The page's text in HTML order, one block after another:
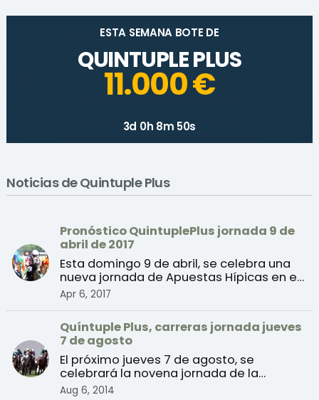
ESTA SEMANA BOTE DE
QUINTUPLE PLUS
11.000 €
3d 0h 8m 50s
Noticias de Quintuple Plus
Pronóstico QuintuplePlus jornada 9 de
abril de 2017
Esta domingo 9 de abril, se celebra una
nueva jornada de Apuestas Hípicas en el
Apr 6, 2017
Quíntuple Plus, carreras jornada jueves
7 de agosto
El próximo jueves 7 de agosto, se
celebrará la novena jornada de la
Aug 6, 2014